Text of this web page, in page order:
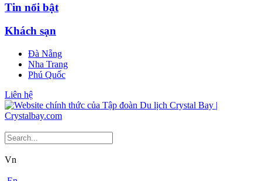
Tin nổi bật
Khách sạn
Đà Nẵng
Nha Trang
Phú Quốc
Liên hệ
Vn